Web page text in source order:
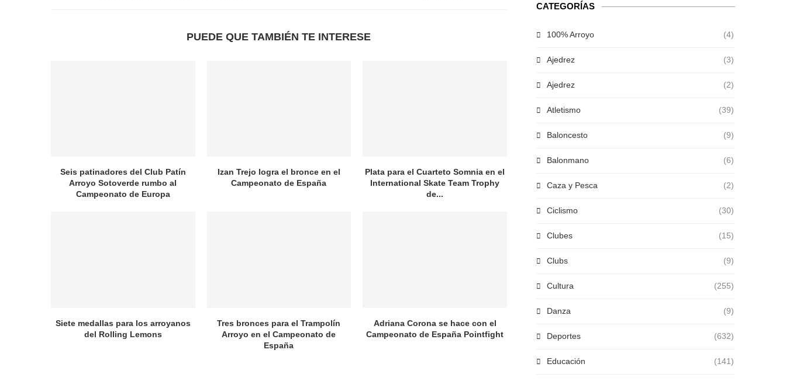
PUEDE QUE TAMBIÉN TE INTERESE
Seis patinadores del Club Patín
Arroyo Sotoverde rumbo al
Campeonato de Europa
Izan Trejo logra el bronce en el
Campeonato de España
Plata para el Cuarteto Somnia en el
International Skate Team Trophy
de...
Siete medallas para los arroyanos
del Rolling Lemons
Tres bronces para el Trampolín
Arroyo en el Campeonato de
España
Adriana Corona se hace con el
Campeonato de España Pointfight
CATEGORÍAS
100% Arroyo (4)
Ajedrez (3)
Ajedrez (2)
Atletismo (39)
Baloncesto (9)
Balonmano (6)
Caza y Pesca (2)
Ciclismo (30)
Clubes (15)
Clubs (9)
Cultura (255)
Danza (9)
Deportes (632)
Educación (141)